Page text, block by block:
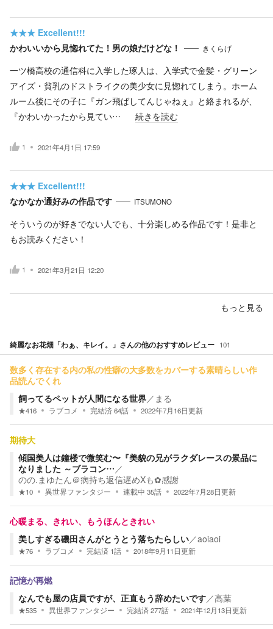
★★★ Excellent!!!
かわいいから見惚れてた！男の娘だけどな！
きくらげ
一ツ橋高校の通信科に入学した琢人は、入学式で金髪・グリーン
アイズ・貧乳のドストライクの美少女に見惚れてしまう。ホーム
ルーム後にその子に『ガン飛ばしてんじゃねぇ』と絡まれるが、
『かわいかったから見てい…
続きを読む
1 2021年4月1日 17:59
★★★ Excellent!!!
なかなか通好みの作品です
ITSUMONO
そういうのが好きでない人でも、十分楽しめる作品です！是非と
もお読みください！
1 2021年3月21日 12:20
もっと見る
綺麗なお花畑「わぁ、キレイ。」 さんの他のおすすめレビュー 101
数多く存在する内の私の性癖の大多数をカバーする素晴らしい作
品読んでくれ
飼ってるペットが人間になる世界／ まる
★416 ラブコメ 完結済64話 2022年7月16日更新
期待大
傾国美人は鐘楼で微笑む〜『美貌の兄がラクダレースの景品に
なりました ～ブラコン… ／
のの.まゆたん＠病持ち返信遅めXも✿感謝
★10 異世界ファンタジー 連載中 35話 2022年7月28日更新
心暖まる、きれい、もうほんときれい
美しすぎる磯田さんがとうとう落ちたらしい／aoiaoi
★76 ラブコメ 完結済 1話 2018年9月11日更新
記憶が再燃
なんでも屋の店員ですが、正直もう辞めたいです／高葉
★535 異世界ファンタジー 完結済277話 2021年12月13日更新